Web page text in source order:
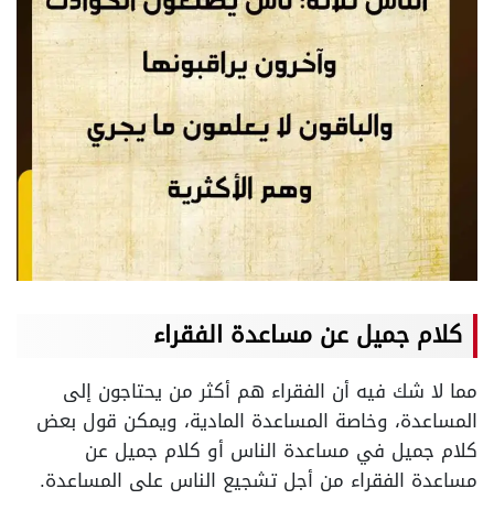
كلام جميل عن مساعدة الفقراء
مما لا شك فيه أن الفقراء هم أكثر من يحتاجون إلى
المساعدة، وخاصة المساعدة المادية، ويمكن قول بعض
كلام جميل في مساعدة الناس أو كلام جميل عن
مساعدة الفقراء من أجل تشجيع الناس على المساعدة.